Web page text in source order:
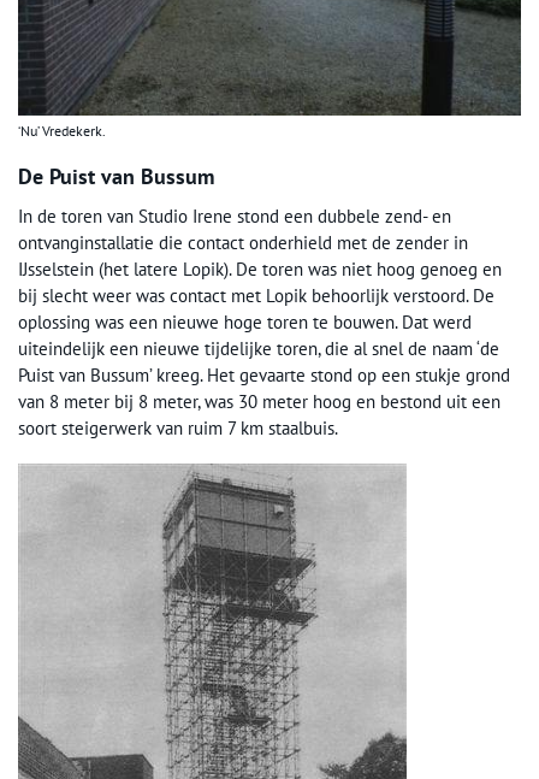
‘Nu’ Vredekerk.
De Puist van Bussum
In de toren van Studio Irene stond een dubbele zend- en
ontvanginstallatie die contact onderhield met de zender in
IJsselstein (het latere Lopik). De toren was niet hoog genoeg en
bij slecht weer was contact met Lopik behoorlijk verstoord. De
oplossing was een nieuwe hoge toren te bouwen. Dat werd
uiteindelijk een nieuwe tijdelijke toren, die al snel de naam ‘de
Puist van Bussum’ kreeg. Het gevaarte stond op een stukje grond
van 8 meter bij 8 meter, was 30 meter hoog en bestond uit een
soort steigerwerk van ruim 7 km staalbuis.